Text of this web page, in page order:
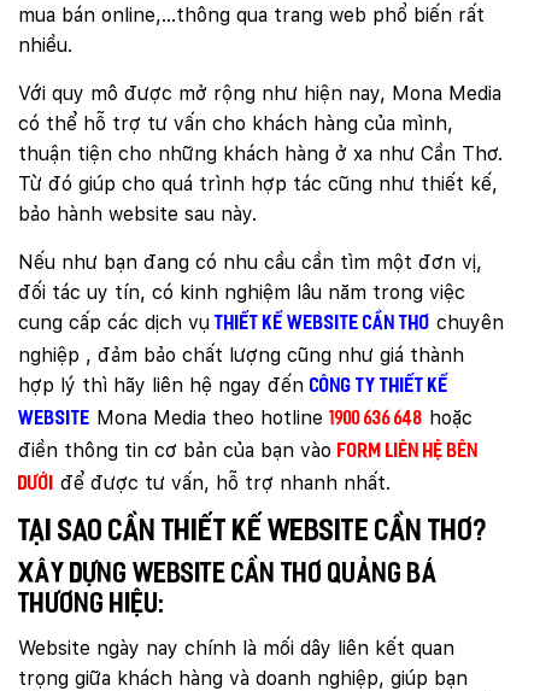
mua bán online,…thông qua trang web phổ biến rất
nhiều.
Với quy mô được mở rộng như hiện nay, Mona Media
có thể hỗ trợ tư vấn cho khách hàng của mình,
thuận tiện cho những khách hàng ở xa như Cần Thơ.
Từ đó giúp cho quá trình hợp tác cũng như thiết kế,
bảo hành website sau này.
Nếu như bạn đang có nhu cầu cần tìm một đơn vị,
đối tác uy tín, có kinh nghiệm lâu năm trong việc
cung cấp các dịch vụ thiết kế website Cần Thơ chuyên
nghiệp , đảm bảo chất lượng cũng như giá thành
hợp lý thì hãy liên hệ ngay đến công ty thiết kế
website Mona Media theo hotline 1900 636 648 hoặc
điền thông tin cơ bản của bạn vào Form liên hệ bên
dưới
để được tư vấn, hỗ trợ nhanh nhất.
Tại sao cần thiết kế website Cần Thơ?
Xây dựng website Cần Thơ quảng bá
thương hiệu:
Website ngày nay chính là mối dây liên kết quan
trọng giữa khách hàng và doanh nghiệp, giúp bạn